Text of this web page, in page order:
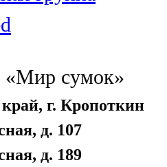
сумок»
г. Кропоткин
д. 107
д. 189